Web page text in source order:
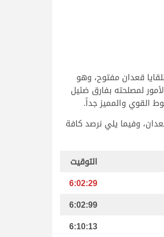
قعدان مفتوح، وهو
لمصلحته بفارق ضئيل
القوي والمميز جداً.
والمنافسات الشرسة على مستوى هجن اللقايا مفتوح صباح اليوم على مدار 16 شوطاً، خصصت 10 منها للبكار و6 للقعدان، وفيما يلي نرصد كافة
التوقيت
6:02:29
6:02:99
6:10:13